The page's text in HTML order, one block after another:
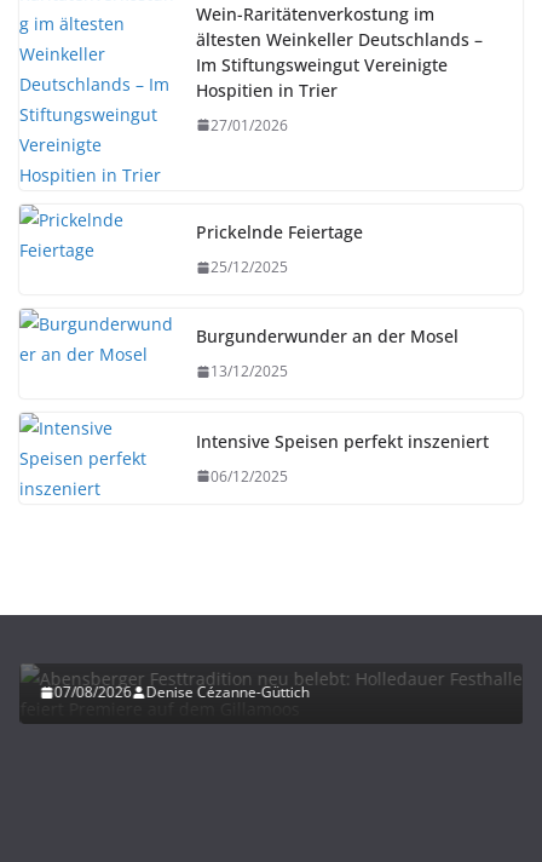
Wein-Raritätenverkostung im
ältesten Weinkeller Deutschlands –
Im Stiftungsweingut Vereinigte
Hospitien in Trier
27/01/2026
Prickelnde Feiertage
25/12/2025
Burgunderwunder an der Mosel
13/12/2025
Intensive Speisen perfekt inszeniert
06/12/2025
07/08/2026 Denise Cézanne-Güttich